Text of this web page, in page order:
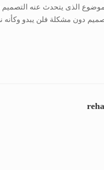
الذى يتحدث عنه
دون مشكلة فلن يبدو